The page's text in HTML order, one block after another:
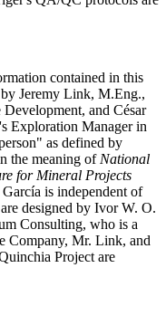
contained in this
by Jeremy Link, M.Eng.,
and César
Exploration Manager in
as defined by
the meaning of National
for Mineral Projects
is independent of
designed by Ivor W. O.
Consulting, who is a
Company, Mr. Link, and
Project are